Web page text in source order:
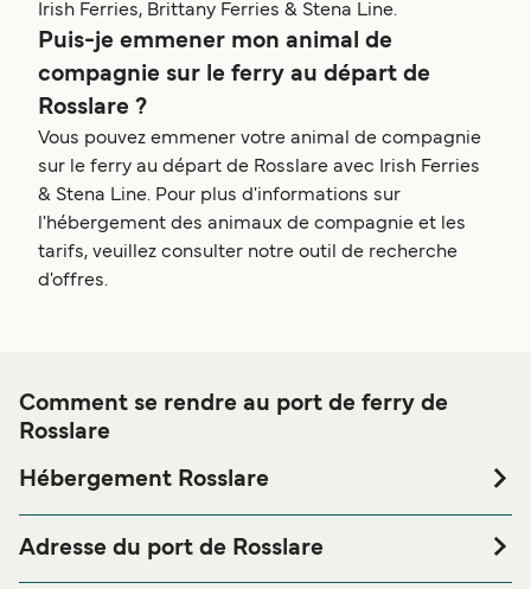
Irish Ferries, Brittany Ferries & Stena Line.
Puis-je emmener mon animal de
compagnie sur le ferry au départ de
Rosslare ?
Vous pouvez emmener votre animal de compagnie
sur le ferry au départ de Rosslare avec Irish Ferries
& Stena Line. Pour plus d'informations sur
l'hébergement des animaux de compagnie et les
tarifs, veuillez consulter notre outil de recherche
d'offres.
Comment se rendre au port de ferry de
Rosslare
Hébergement Rosslare
Rosslare ou à proximité, avant ou après votre voyage ou si
vous êtes à la recherche de logements pour votre séjour,
Adresse du port de Rosslare
Rosslare Harbour, Calafort Ros Láir, Ballygillane Big,